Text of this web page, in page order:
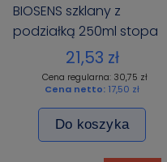
BIOSENS szklany z
podziałką 250ml stopa
szklana sześciokątna
21,53 zł
Cena regularna: 30,75 zł
Cena netto: 17,50 zł
Do koszyka